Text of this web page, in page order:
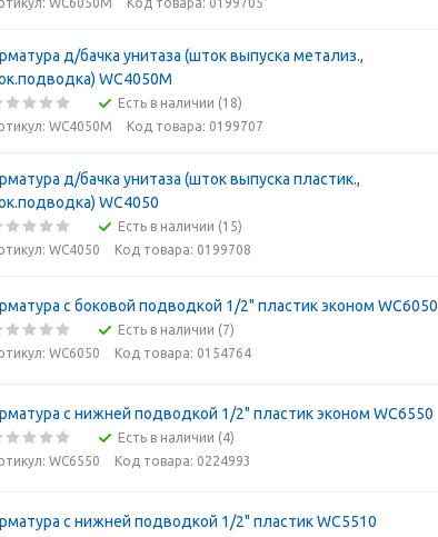
д/бачка унитаза (шток выпуска метализ.,
WC4050M
Есть в наличии (18)
WC4050M
Код товара: 0199707
д/бачка унитаза (шток выпуска пластик.,
WC4050
Есть в наличии (15)
WC4050
Код товара: 0199708
с боковой подводкой 1/2" пластик эконом WC6050
Есть в наличии (7)
WC6050
Код товара: 0154764
с нижней подводкой 1/2" пластик эконом WC6550
Есть в наличии (4)
WC6550
Код товара: 0224993
с нижней подводкой 1/2" пластик WC5510